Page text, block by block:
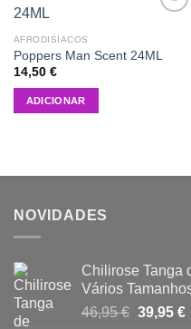
AFRODISÍACOS
Poppers Man Scent 24ML
14,50 €
ADICIONAR
NOVIDADES
Chilirose Tanga
Vários
46,95€ O
39,95 €O